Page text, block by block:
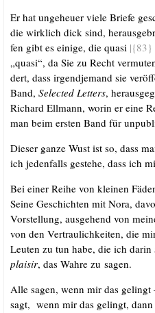
Er hat unge­heu­er vie­le Brie­fe
die wirk­lich dick sind,
fen gibt es eini­ge, die qua­si |{83}
„qua­si“, da Sie zu Recht
dert, dass irgend­je­mand sie
Band, Sel­ec­ted Let­ters,
Richard Ell­mann, wor­in er eine
man beim ers­ten Band für
Die­ser gan­ze Wust ist so, dass
ich jeden­falls geste­he, dass ich
Bei einer Rei­he von klei­nen
Sei­ne Geschich­ten mit Nora,
Vor­stel­lung, aus­ge­hend von
von den Ver­trau­lich­kei­ten, die
Leu­ten zu tun habe, die ich dar­in
plai­sir, das Wah­re zu sagen.
Alle sagen, wenn mir das gelingt
sagt, wenn mir das gelingt,